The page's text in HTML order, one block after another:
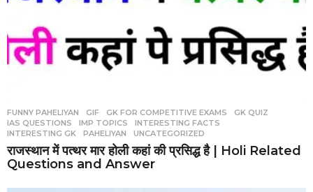
FUNNY PAHELIYAN ,GIF ,GK FOR COMPETITIVE EXAMS ,GK QUIZ
IAS QUESTIONS
,IMP TOPICS ,INTERESTING FACTS
INTERESTING GK
,PAHELIYAN ,UNCATEGORIZED
राजस्थान में पत्थर मार होली कहां की प्रसिद्ध है | Holi Related
Questions and Answer